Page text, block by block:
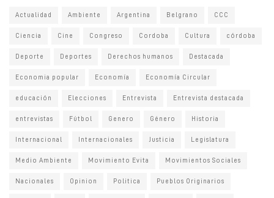
Actualidad Ambiente Argentina Belgrano CCC
Ciencia Cine Congreso Cordoba Cultura córdoba
Deporte Deportes Derechos humanos Destacada
Economia popular Economía Economía Circular
educación Elecciones Entrevista Entrevista destacada
entrevistas Fútbol Genero Género Historia
Internacional Internacionales Justicia Legislatura
Medio Ambiente Movimiento Evita Movimientos Sociales
Nacionales Opinion Politica Pueblos Originarios